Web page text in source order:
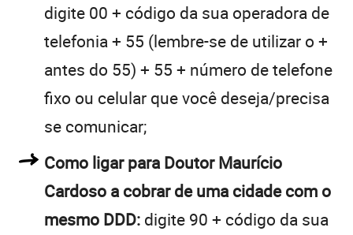
digite 00 + código da sua operadora de
telefonia + 55 (lembre-se de utilizar o +
antes do 55) + 55 + número de telefone
fixo ou celular que você deseja/precisa
se comunicar;
Como ligar para Doutor Maurício
Cardoso a cobrar de uma cidade com o
mesmo DDD: digite 90 + código da sua